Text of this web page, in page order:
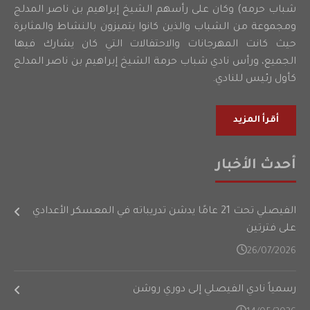
شباب حرمه) وكان على رأسهم الشيخ إبراهيم بن ناصر المدلج
ومجموعة من الشباب والذين كانوا يتميزون بالنشاط والمثابرة
حيث كانت المهرجانات والاحتفالات التي كان يشارك فيها
الجميع، ورأس نادي شباب حرمة الشيخ إبراهيم بن ناصر المدلج
كأول رئيس للنادي.
أقرأ المزيد
أحدث الأخبار
الفيصلي تحت 21 عامًا يدشن تدريباته في المعسكر الأعدادي
على فترتين
26/07/2026
رسمياً نادي الفيصلي إلى دوري روشن